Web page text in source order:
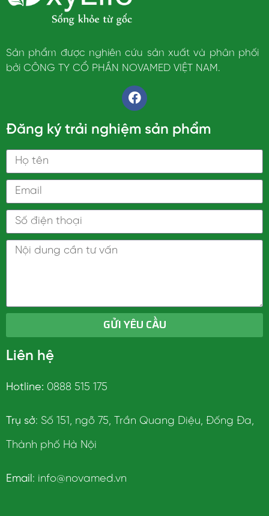
Sản phẩm được nghiên cứu sản xuất và phân phối
bởi CÔNG TY CỔ PHẦN NOVAMED VIỆT NAM.
Đăng ký trải nghiệm sản phẩm
GỬI YÊU CẦU
Liên hệ
Hotline: 0888 515 175
Trụ sở: Số 151, ngõ 75, Trần Quang Diệu, Đống Đa,
Thành phố Hà Nội
Email: info@novamed.vn